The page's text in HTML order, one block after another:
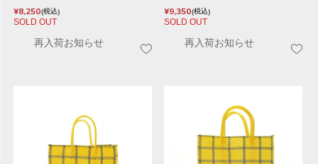
¥8,250 税込
SOLD OUT
再入荷お知らせ
¥9,350 税込
SOLD OUT
再入荷お知らせ